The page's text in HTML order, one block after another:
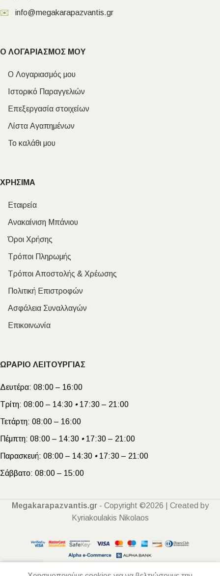
✉️ info@megakarapazvantis.gr
Ο ΛΟΓΑΡΙΑΣΜΟΣ ΜΟΥ
Ο Λογαριασμός μου
Ιστορικό Παραγγελιών
Επεξεργασία στοιχείων
Λίστα Αγαπημένων
Το καλάθι μου
ΧΡΗΣΙΜΑ
Εταιρεία
Ανακαίνιση Μπάνιου
Όροι Χρήσης
Τρόποι Πληρωμής
Τρόποι Αποστολής & Χρέωσης
Πολιτική Επιστροφών
Ασφάλεια Συναλλαγών
Επικοινωνία
ΩΡΑΡΙΟ ΛΕΙΤΟΥΡΓΙΑΣ
Δευτέρα: 08:00 – 16:00
Τρίτη: 08:00 – 14:30 •17:30 – 21:00
Τετάρτη: 08:00 – 16:00
Πέμπτη: 08:00 – 14:30 •17:30 – 21:00
Παρασκευή: 08:00 – 14:30 •17:30 – 21:00
Σάββατο: 08:00 – 15:00
Megakarapazvantis.gr- Copyright ©2026 | Created by
Kyriakoulakis Nikolaos